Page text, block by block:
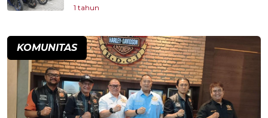
1 tahun
KOMUNITAS